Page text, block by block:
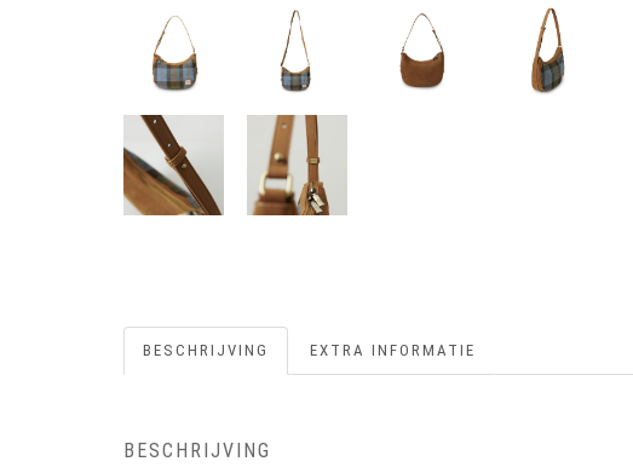
BESCHRIJVING EXTRA INFORMATIE
BESCHRIJVING